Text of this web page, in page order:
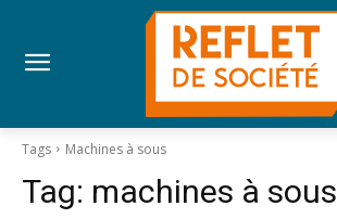
Tags Machines à sous
Tag: machines à sous